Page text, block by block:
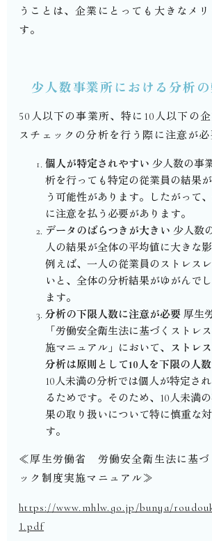
うことは、企業にとっても大きなメ
す。
少人数事業所における分析の
50 人以下の事業所、特に 10 人以下の
スチェックの分析を行う際に注意が必
個人が特定されやすい 少人数の事
析を行っても特定の従業員の結果
う可能性があります。したがって
に注意を払う必要があります。
データのばらつきが大きい 少人数
人の結果が全体の平均値に大きな影
例えば、一人の従業員のストレス
いと、全体の分析結果がゆがんで
ます。
分析の下限人数に注意が必要厚生
「労働安全衛生法に基づくストレ
施マニュアル」において、
ストレ
分析は原則として10人を下限の人数
10人未満の分析では個人が特定さ
るためです。そのため、 10人未満
果の取り扱いについて特に慎重な
す。
≪厚生労働省
労働安全衛生法に基
ック制度実施マニュアル≫
https://www.mhlw.go.jp/bunya/
1.pdf